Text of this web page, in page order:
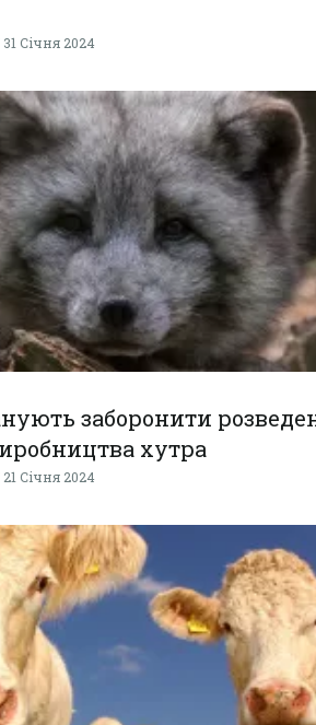
31 Січня 2024
заборонити
хутра
21 Січня 2024